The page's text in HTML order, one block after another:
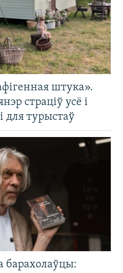
штука».
страціў усё і
для турыстаў
барахолаўцы: